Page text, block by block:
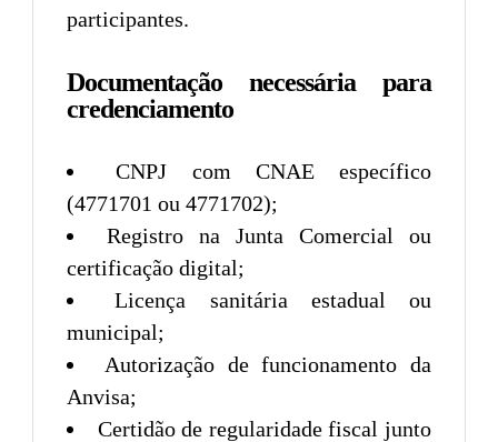
participantes.
Documentação necessária para
credenciamento
CNPJ com CNAE específico
(4771701 ou 4771702);
Registro na Junta Comercial ou
certificação digital;
Licença sanitária estadual ou
municipal;
Autorização de funcionamento da
Anvisa;
Certidão de regularidade fiscal junto